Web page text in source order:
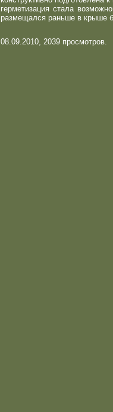
герметизация стала
размещался раньше в крыше
08.09.2010, 2039 просмотров.